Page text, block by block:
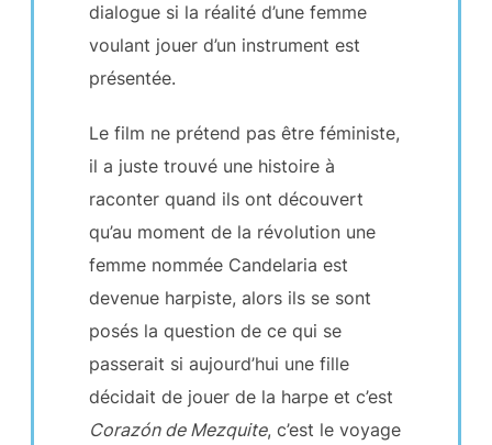
dialogue si la réalité d’une femme
voulant jouer d’un instrument est
présentée.
Le film ne prétend pas être féministe,
il a juste trouvé une histoire à
raconter quand ils ont découvert
qu’au moment de la révolution une
femme nommée Candelaria est
devenue harpiste, alors ils se sont
posés la question de ce qui se
passerait si aujourd’hui une fille
décidait de jouer de la harpe et c’est
Corazón de Mezquite, c’est le voyage